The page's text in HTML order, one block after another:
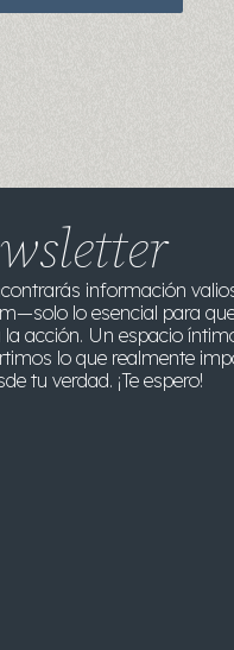
información
lo esencial para
la acción. Un espacio
lo que realmente
tu verdad. ¡Te espero!